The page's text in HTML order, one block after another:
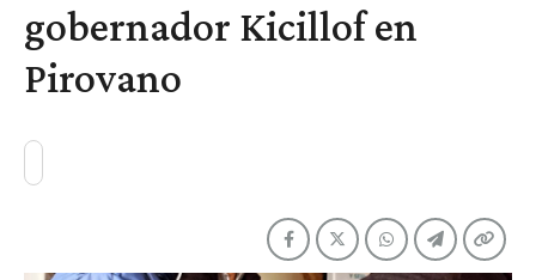
gobernador Kicillof en
Pirovano